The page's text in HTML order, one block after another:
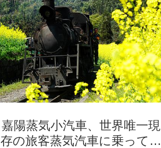
嘉陽蒸気小汽車、世界唯一現
存の旅客蒸気汽車に乗ってみ